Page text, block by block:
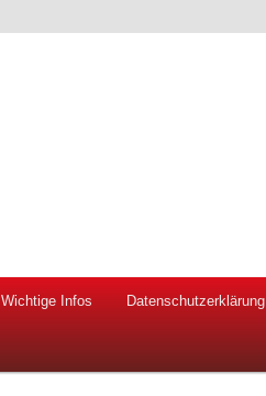
Wichtige Infos Datenschutzerklärung